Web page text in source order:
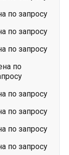
по запросу
по запросу
по запросу
по
по запросу
по запросу
по запросу
по запросу